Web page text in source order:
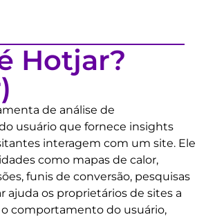
Hotjar?
de análise de
usuário que fornece insights
interagem com um site. Ele
como mapas de calor,
funis de conversão, pesquisas
ajuda os proprietários de sites a
comportamento do usuário,